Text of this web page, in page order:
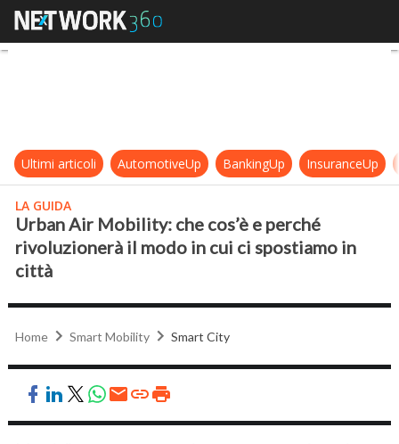
Urban Air Mobility: che cos’è e
Ultimi articoli AutomotiveUp BankingUp InsuranceUp
LA GUIDA
Urban Air Mobility: che cos’è e perché
rivoluzionerà il modo in cui ci spostiamo in
città
Home Smart Mobility Smart City